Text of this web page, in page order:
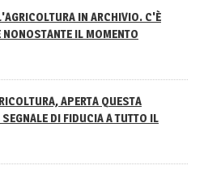
IN ARCHIVIO. C'È
IL MOMENTO
APERTA QUESTA
DI FIDUCIA A TUTTO IL